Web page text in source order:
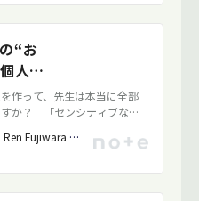
“お
人サ
一人
めに
作って、先生は本当に全部
か？」「センシティブな個
か？」私のWebサイトを開
の前から誰でも症状や手術
たいとお問い合わせフォー
かし、Webの制作担当から
答えることができず、お問
藤原廉(ふじわら れん)・Ren Fujiwara / 脳神経外科医・Neurosurgeon